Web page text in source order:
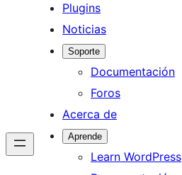
Plugins
Noticias
Soporte
Documentación
Foros
Acerca de
Aprende
Learn WordPress